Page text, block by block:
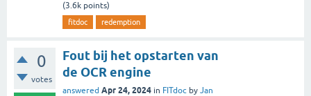
(3.6k points)
fitdoc redemption
0
votes
Fout bij het opstarten van
de OCR engine
answered Apr 24, 2024 in FITdoc by Jan